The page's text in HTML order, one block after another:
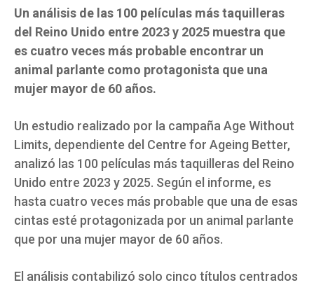
Un análisis de las 100 películas más taquilleras
del Reino Unido entre 2023 y 2025 muestra que
es cuatro veces más probable encontrar un
animal parlante como protagonista que una
mujer mayor de 60 años.
Un estudio realizado por la campaña Age Without
Limits, dependiente del Centre for Ageing Better,
analizó las 100 películas más taquilleras del Reino
Unido entre 2023 y 2025. Según el informe, es
hasta cuatro veces más probable que una de esas
cintas esté protagonizada por un animal parlante
que por una mujer mayor de 60 años.
El análisis contabilizó solo cinco títulos centrados